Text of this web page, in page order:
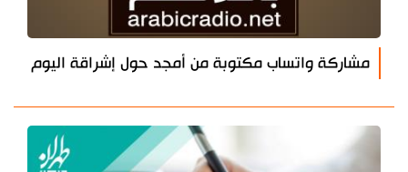
مشاركة واتساب مكتوبة من أمجد حول إشراقة اليوم